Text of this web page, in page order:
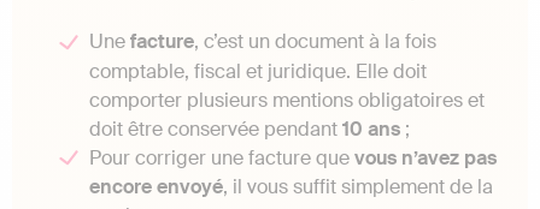
Unefacture, c’est un document à la fois
comptable, fiscal et juridique. Elle doit
comporter plusieurs mentions obligatoires et
doit être conservée pendant10 ans ;
Pour corriger une facture quevous n’avez pas
encore envoyé, il vous suffit simplement de la